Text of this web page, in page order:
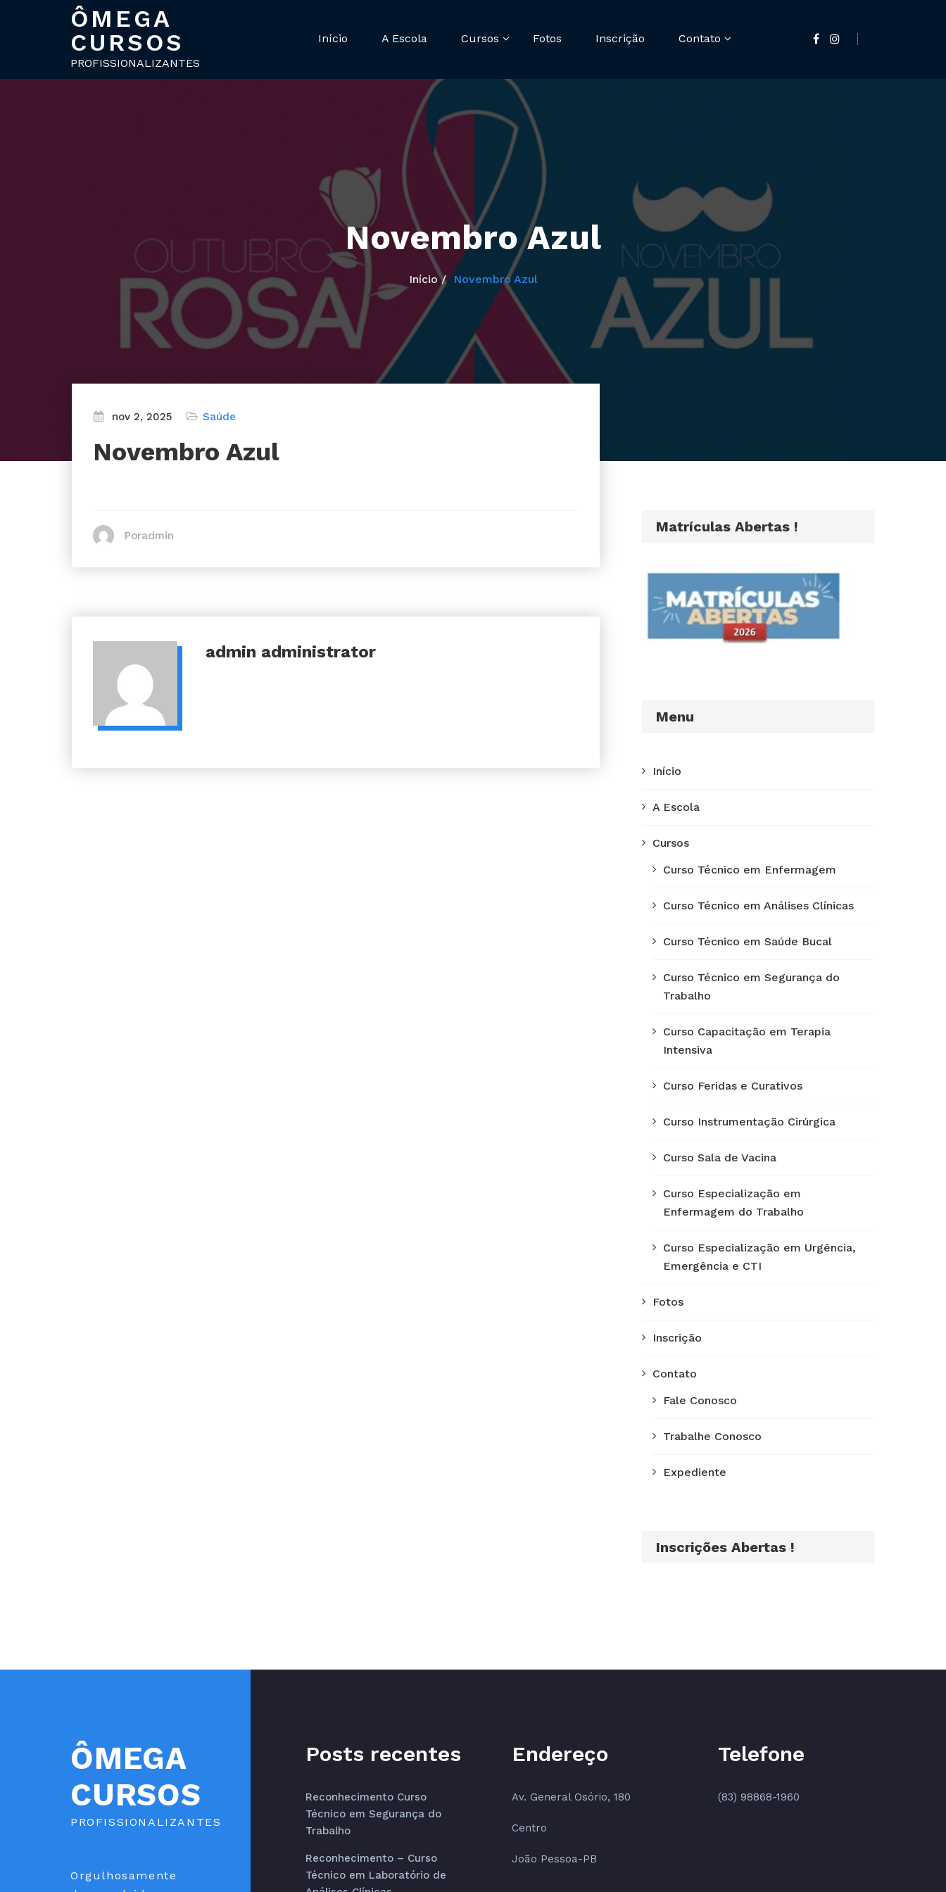
ÔMEGA
CURSOS
PROFISSIONALIZANTES
Início A Escola Cursos Fotos Inscrição Contato
Novembro Azul
Início Novembro Azul
nov 2, 2025 Saúde
Novembro Azul
Poradmin
admin administrator
Matrículas Abertas !
Menu
Início
A Escola
Cursos
Curso Técnico em Enfermagem
Curso Técnico em Análises Clínicas
Curso Técnico em Saúde Bucal
Curso Técnico em Segurança do
Trabalho
Curso Capacitação em Terapia
Intensiva
Curso Feridas e Curativos
Curso Instrumentação Cirúrgica
Curso Sala de Vacina
Curso Especialização em
Enfermagem do Trabalho
Curso Especialização em Urgência,
Emergência e CTI
Fotos
Inscrição
Contato
Fale Conosco
Trabalhe Conosco
Expediente
Inscrições Abertas !
ÔMEGA
CURSOS
PROFISSIONALIZANTES
Orgulhosamente
Posts recentes
Reconhecimento Curso
Técnico em Segurança do
Trabalho
Reconhecimento – Curso
Técnico em Laboratório de
Endereço
Av. General Osório, 180
Centro
João Pessoa-PB
Telefone
(83) 98868-1960